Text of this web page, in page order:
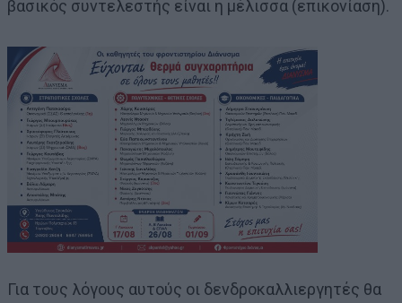
βασικός συντελεστής είναι η μέλισσα (επικονίαση).
Για τους λόγους αυτούς οι δενδροκαλλιεργητές θα